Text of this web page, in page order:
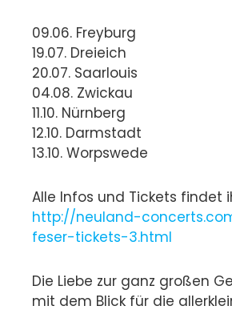
09.06. Freyburg
19.07. Dreieich
20.07. Saarlouis
04.08. Zwickau
11.10. Nürnberg
12.10. Darmstadt
13.10. Worpswede
Alle Infos und Tickets findet
http://neuland-
feser-tickets-3.html
Die Liebe zur ganz großen
mit dem Blick für die